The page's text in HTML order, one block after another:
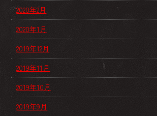
2020年2月
2020年1月
2019年12月
2019年11月
2019年10月
2019年9月